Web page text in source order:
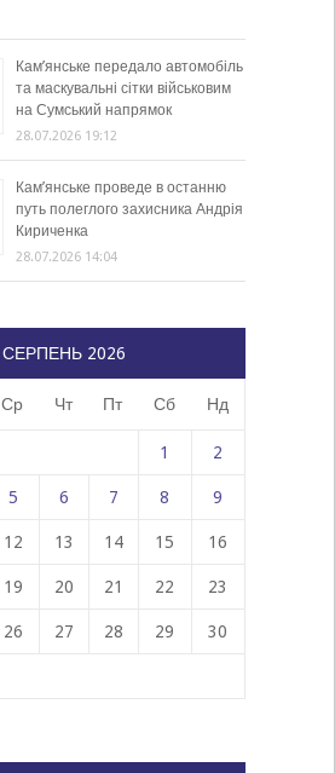
Кам’янське передало автомобіль
та маскувальні сітки військовим
на Сумський напрямок
28.07.2026 19:12
Кам’янське проведе в останню
путь полеглого захисника Андрія
Кириченка
28.07.2026 14:04
СЕРПЕНЬ 2026
Ср Чт Пт Сб Нд
1 2
5 6 7 8 9
12 13 14 15 16
19 20 21 22 23
26 27 28 29 30